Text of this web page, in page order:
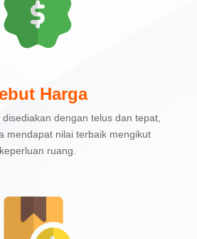
Harga
dengan telus dan tepat,
mendapat nilai terbaik mengikut
keperluan ruang.